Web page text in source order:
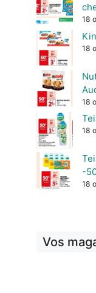
18
18
18
18
-
18
Vos